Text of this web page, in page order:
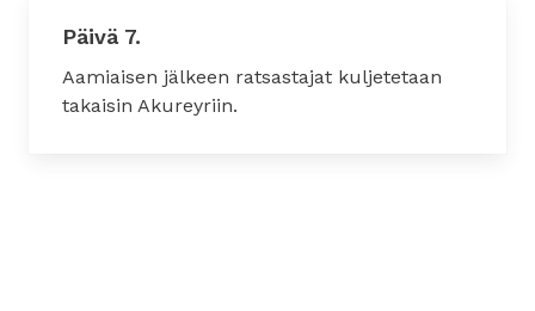
Päivä 7.
Aamiaisen jälkeen ratsastajat kuljetetaan
takaisin Akureyriin.